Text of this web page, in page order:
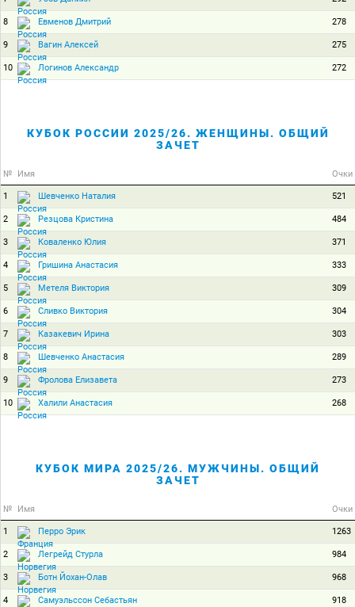
8 Евменов Дмитрий 278
9 Вагин Алексей 275
10 Логинов Александр 272
КУБОК РОССИИ 2025/26. ЖЕНЩИНЫ. ОБЩИЙ
ЗАЧЕТ
№ Имя Очки
1 Шевченко Наталия 521
2 Резцова Кристина 484
3 Коваленко Юлия 371
4 Гришина Анастасия 333
5 Метеля Виктория 309
6 Сливко Виктория 304
7 Казакевич Ирина 303
8 Шевченко Анастасия 289
9 Фролова Елизавета 273
10 Халили Анастасия 268
КУБОК МИРА 2025/26. МУЖЧИНЫ. ОБЩИЙ
ЗАЧЕТ
№ Имя Очки
1 Перро Эрик 1263
2 Легрейд Стурла 984
3 Ботн Йохан-Олав 968
4 Самуэльссон Себастьян 918